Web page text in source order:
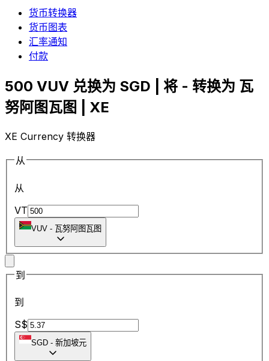
货币转换器
货币图表
汇率通知
付款
500 VUV 兑换为 SGD | 将 - 转换为 瓦
努阿图瓦图 | XE
XE Currency 转换器
从
从
VT
VUV - 瓦努阿图瓦图
到
到
S$
SGD - 新加坡元